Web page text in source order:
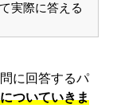
実際に答える
に回答するパ
ついていきま